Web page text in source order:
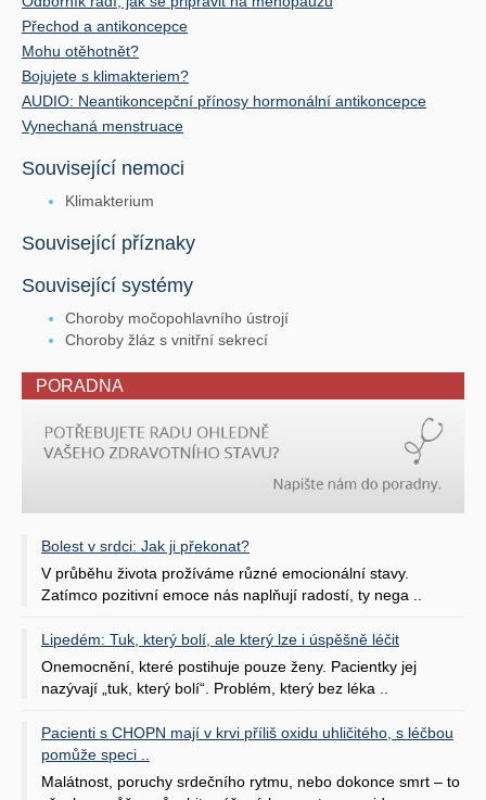
Přechod a antikoncepce
Mohu otěhotnět?
Bojujete s klimakteriem?
AUDIO: Neantikoncepční přínosy hormonální antikoncepce
Vynechaná menstruace
Související nemoci
Klimakterium
Související příznaky
Související systémy
Choroby močopohlavního ústrojí
Choroby žláz s vnitřní sekrecí
PORADNA
Bolest v srdci: Jak ji překonat?
V průběhu života prožíváme různé emocionální stavy.
Zatímco pozitivní emoce nás naplňují radostí, ty nega ..
Lipedém: Tuk, který bolí, ale který lze i úspěšně léčit
Onemocnění, které postihuje pouze ženy. Pacientky jej
nazývají „tuk, který bolí“. Problém, který bez léka ..
Pacienti s CHOPN mají v krvi příliš oxidu uhličitého, s léčbou
pomůže speci ..
Malátnost, poruchy srdečního rytmu, nebo dokonce smrt – to